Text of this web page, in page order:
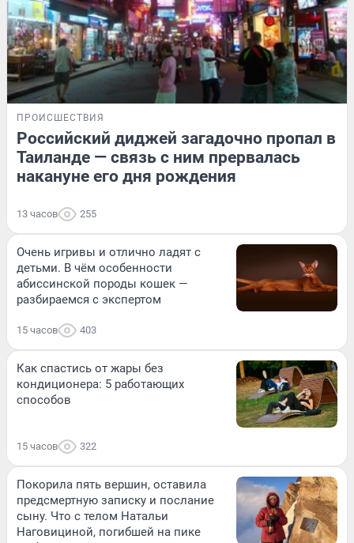
ПРОИСШЕСТВИЯ
Российский диджей загадочно пропал в
Таиланде — связь с ним прервалась
накануне его дня рождения
13 часов 255
Очень игривы и отлично ладят с
детьми. В чём особенности
абиссинской породы кошек —
разбираемся с экспертом
15 часов 403
Как спастись от жары без
кондиционера: 5 работающих
способов
15 часов 322
Покорила пять вершин, оставила
предсмертную записку и послание
сыну. Что с телом Натальи
Наговициной, погибшей на пике